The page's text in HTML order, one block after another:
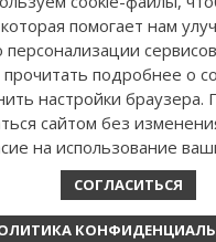
Copyright © 2008-2026
Зарегистрировано в
Свидетельство о
серия Эл № ФС77-86300 от 10
которая помогает нам
персонализации
подробнее о
настройки браузера.
сайтом без
на использование
СОГЛАСИТЬСЯ